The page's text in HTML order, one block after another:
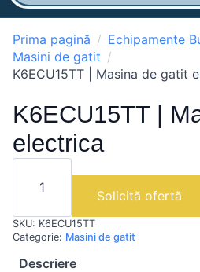
Prima pagină
Echipamente
Masini de gatit
K6ECU15TT | Masina de gatit
K6ECU15TT |
electrica
Cantitate
K6ECU15TT
de
gatit
electrica
Solicită ofertă
SKU: K6ECU15TT
Categorie: Masini de gatit
Descriere